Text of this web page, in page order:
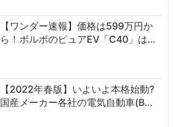
【ワンダー速報】価格は599万円か
ら！ボルボのピュアEV「C40」は…
【2022年春版】いよいよ本格始動?
国産メーカー各社の電気自動車(B…